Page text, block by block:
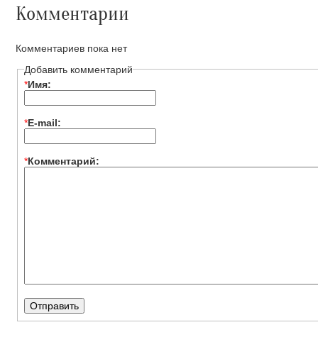
Комментарии
Комментариев пока нет
Добавить комментарий
*Имя:
*E-mail:
*Комментарий: